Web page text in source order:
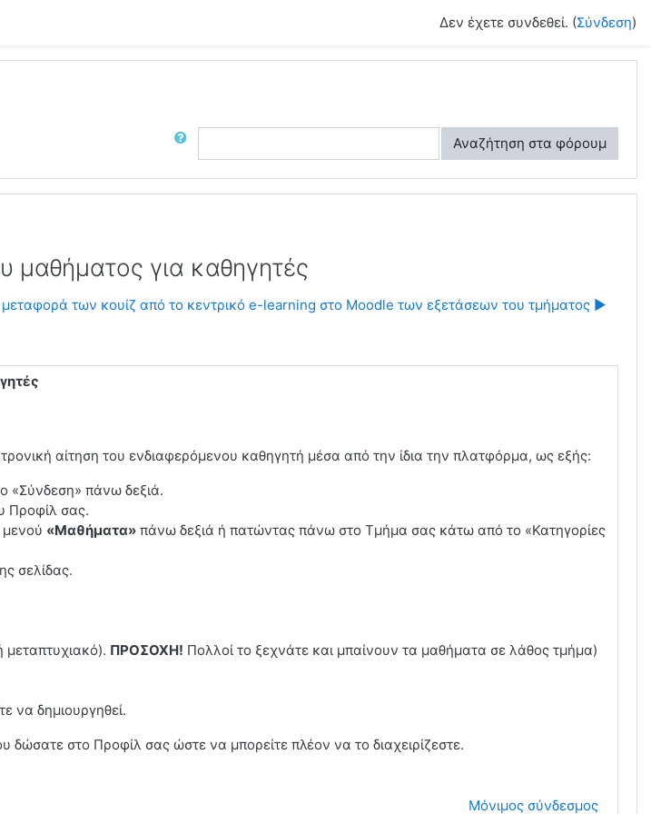
Δεν έχετε συνδεθεί. (Σύνδεση)
Αναζήτηση
Αναζήτηση στα φόρουμ
μαθήματος για καθηγητές
μεταφορά των κουίζ από το κεντρικό e-learning στο Moodle των εξετάσεων του τμήματος ▶︎
αίτηση του ενδιαφερόμενου καθηγητή μέσα από την ίδια την πλατφόρμα, ως εξής:
«Σύνδεση» πάνω δεξιά.
Προφίλ σας.
μενού «Μαθήματα» πάνω δεξιά ή πατώντας πάνω στο Τμήμα σας κάτω από το «Κατηγορίες
σελίδας.
μεταπτυχιακό). ΠΡΟΣΟΧΗ! Πολλοί το ξεχνάτε και μπαίνουν τα μαθήματα σε λάθος τμήμα)
να δημιουργηθεί.
στο Προφίλ σας ώστε να μπορείτε πλέον να το διαχειρίζεστε.
Μόνιμος σύνδεσμος